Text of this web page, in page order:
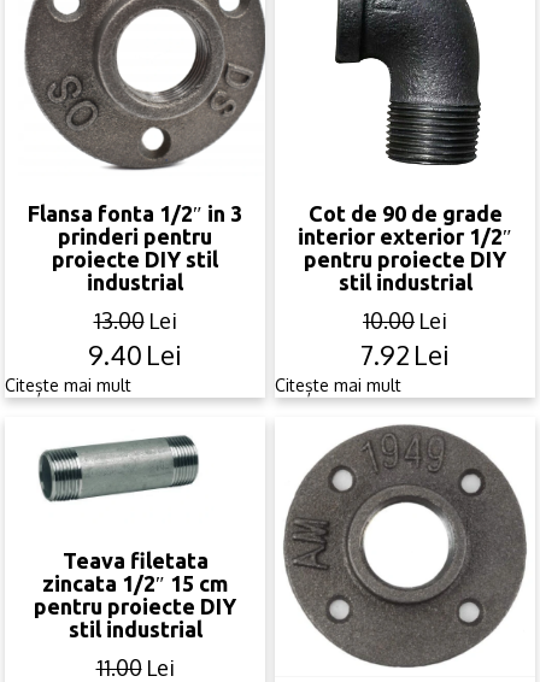
Flansa fonta 1/2″ in 3
prinderi pentru
proiecte DIY stil
industrial
13.00 Lei
Original
13.00lei.
9.40 Lei
Current
9.40lei.
Citește mai mult
Cot de 90 de grade
interior exterior 1/2″
pentru proiecte DIY
stil industrial
10.00 Lei
Original
10.00lei.
7.92 Lei
Current
7.92lei.
Citește mai mult
Teava filetata
zincata 1/2″ 15 cm
pentru proiecte DIY
stil industrial
11.00 Lei